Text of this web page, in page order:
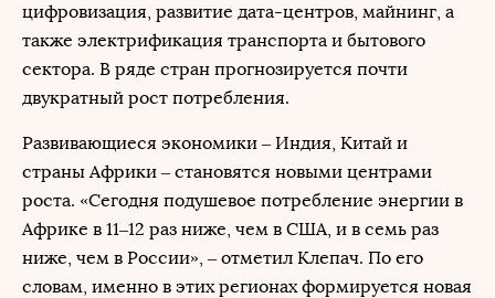
цифровизация, развитие дата-центров, майнинг, а
также электрификация транспорта и бытового
сектора. В ряде стран прогнозируется почти
двукратный рост потребления.
Развивающиеся экономики – Индия, Китай и
страны Африки – становятся новыми центрами
роста. «Сегодня подушевое потребление энергии в
Африке в 11–12 раз ниже, чем в США, и в семь раз
ниже, чем в России», – отметил Клепач. По его
словам, именно в этих регионах формируется новая